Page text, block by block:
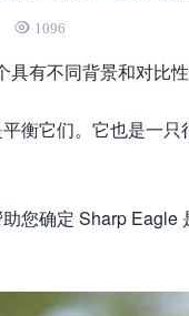
1096
有不同背景和对比性
衡它们。它也是一
您确定 Sharp Eagle